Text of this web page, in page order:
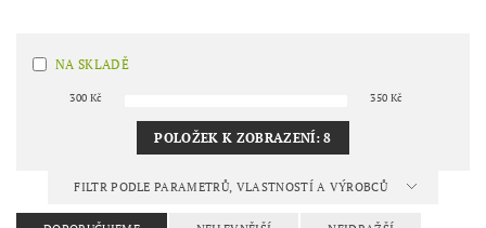
NA SKLADĚ
300 Kč 350 Kč
POLOŽEK K ZOBRAZENÍ:8
FILTR PODLE PARAMETRŮ, VLASTNOSTÍ A VÝROBCŮ